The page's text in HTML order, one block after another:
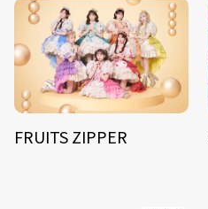
FRUITS ZIPPER